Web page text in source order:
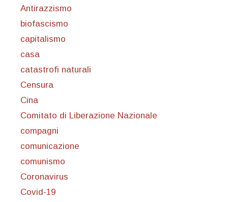
Antirazzismo
biofascismo
capitalismo
casa
catastrofi naturali
Censura
Cina
Comitato di Liberazione Nazionale
compagni
comunicazione
comunismo
Coronavirus
Covid-19